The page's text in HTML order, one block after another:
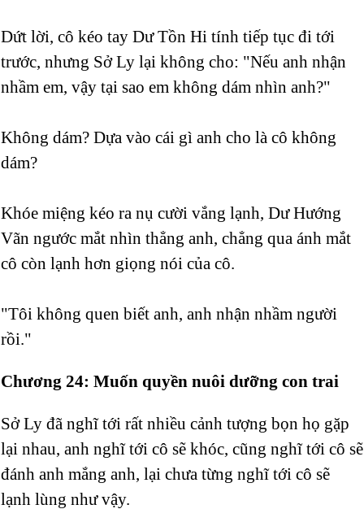
Dứt lời, cô kéo tay Dư Tồn Hi tính tiếp tục đi tới
trước, nhưng Sở Ly lại không cho: "Nếu anh nhận
nhầm em, vậy tại sao em không dám nhìn anh?"
Không dám? Dựa vào cái gì anh cho là cô không
dám?
Khóe miệng kéo ra nụ cười vắng lạnh, Dư Hướng
Vãn ngước mắt nhìn thẳng anh, chẳng qua ánh mắt
cô còn lạnh hơn giọng nói của cô.
"Tôi không quen biết anh, anh nhận nhầm người
rồi."
Chương 24: Muốn quyền nuôi dưỡng con trai
Sở Ly đã nghĩ tới rất nhiều cảnh tượng bọn họ gặp
lại nhau, anh nghĩ tới cô sẽ khóc, cũng nghĩ tới cô sẽ
đánh anh mắng anh, lại chưa từng nghĩ tới cô sẽ
lạnh lùng như vậy.